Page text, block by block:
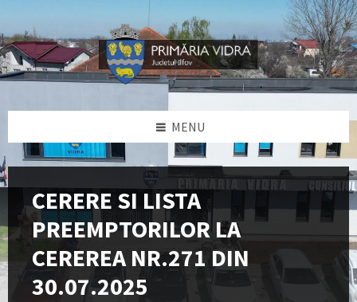
content
left
sidebar
right
sidebar
footer
MENU
CERERE SI LISTA
PREEMPTORILOR LA
CEREREA NR.271 DIN
30.07.2025